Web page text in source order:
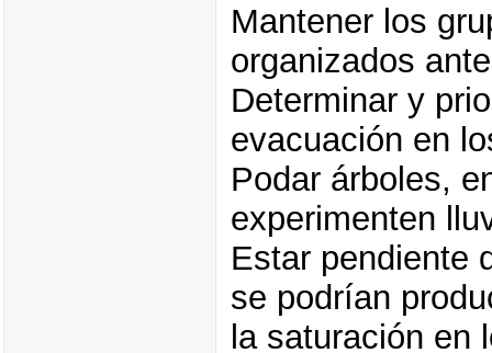
Mantener los
organizados
Determinar y
evacuación en
Podar árboles,
experimenten
Estar pendiente
se podrían
la saturación en